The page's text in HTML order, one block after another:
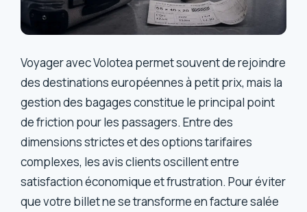
Voyager avec Volotea permet souvent de rejoindre
des destinations européennes à petit prix, mais la
gestion des bagages constitue le principal point
de friction pour les passagers. Entre des
dimensions strictes et des options tarifaires
complexes, les avis clients oscillent entre
satisfaction économique et frustration. Pour éviter
que votre billet ne se transforme en facture salée